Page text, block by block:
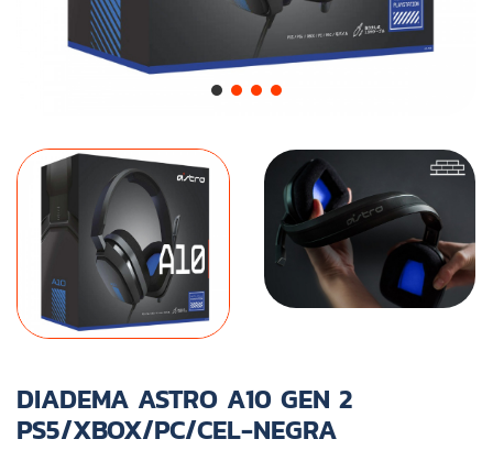
DIADEMA ASTRO A10 GEN 2
PS5/XBOX/PC/CEL-NEGRA